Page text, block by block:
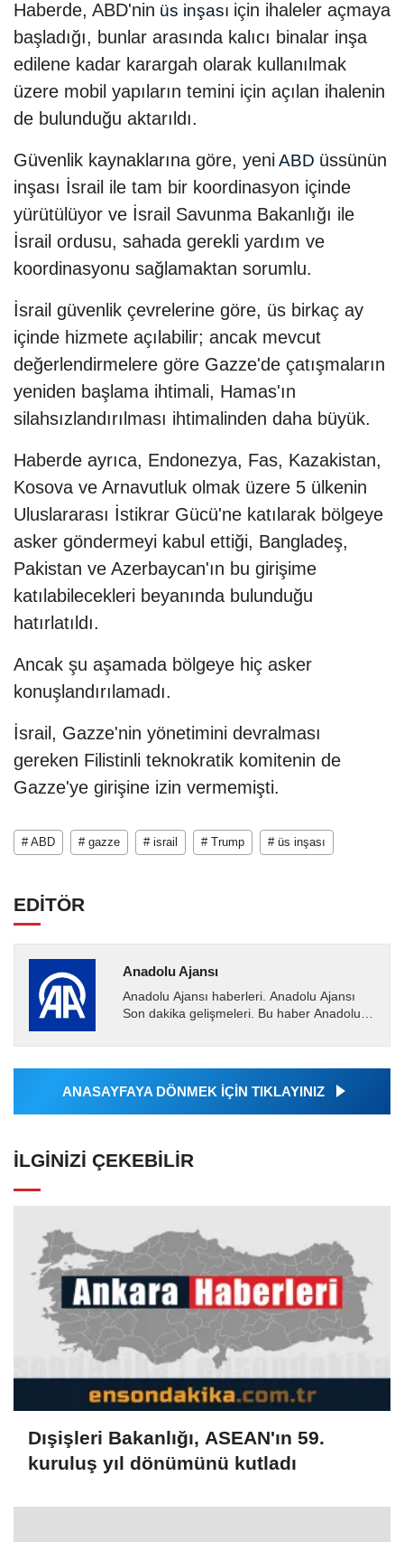
Haberde, ABD'nin üs inşası için ihaleler açmaya
başladığı, bunlar arasında kalıcı binalar inşa
edilene kadar karargah olarak kullanılmak
üzere mobil yapıların temini için açılan ihalenin
de bulunduğu aktarıldı.
Güvenlik kaynaklarına göre, yeni ABD üssünün
inşası İsrail ile tam bir koordinasyon içinde
yürütülüyor ve İsrail Savunma Bakanlığı ile
İsrail ordusu, sahada gerekli yardım ve
koordinasyonu sağlamaktan sorumlu.
İsrail güvenlik çevrelerine göre, üs birkaç ay
içinde hizmete açılabilir; ancak mevcut
değerlendirmelere göre Gazze'de çatışmaların
yeniden başlama ihtimali, Hamas'ın
silahsızlandırılması ihtimalinden daha büyük.
Haberde ayrıca, Endonezya, Fas, Kazakistan,
Kosova ve Arnavutluk olmak üzere 5 ülkenin
Uluslararası İstikrar Gücü'ne katılarak bölgeye
asker göndermeyi kabul ettiği, Bangladeş,
Pakistan ve Azerbaycan'ın bu girişime
katılabilecekleri beyanında bulunduğu
hatırlatıldı.
Ancak şu aşamada bölgeye hiç asker
konuşlandırılamadı.
İsrail, Gazze'nin yönetimini devralması
gereken Filistinli teknokratik komitenin de
Gazze'ye girişine izin vermemişti.
# ABD # gazze # israil # Trump # üs inşası
EDİTÖR
Anadolu Ajansı
Anadolu Ajansı haberleri. Anadolu Ajansı
Son dakika gelişmeleri. Bu haber Anadolu
Ajansı tarafından...
ANASAYFAYA DÖNMEK İÇİN TIKLAYINIZ
İLGINIZI ÇEKEBILIR
Dışişleri Bakanlığı, ASEAN'ın 59.
kuruluş yıl dönümünü kutladı